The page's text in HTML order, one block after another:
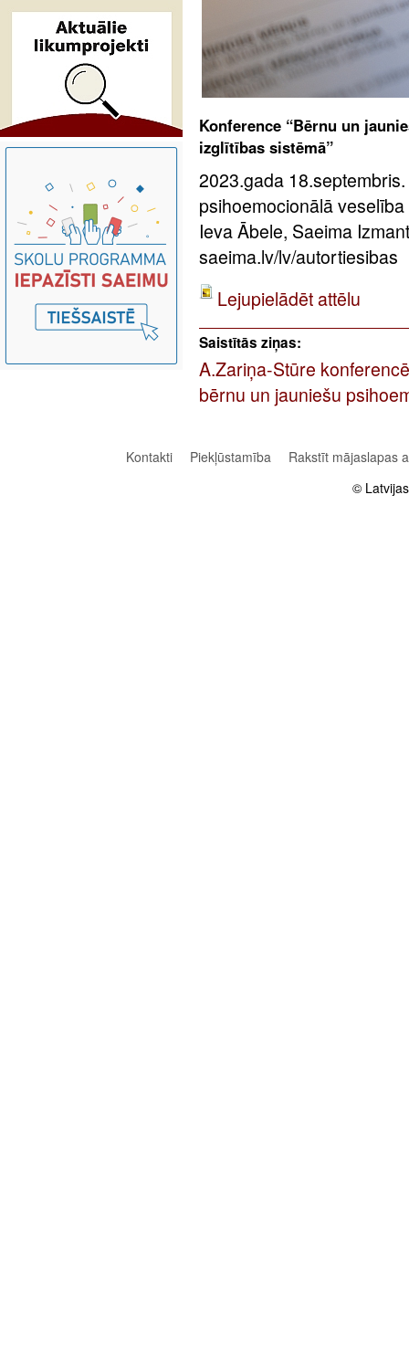
Konference “Bērnu un
izglītības sistēmā”
2023.gada
psihoemocionālā
Ieva Ābele, Saeima
saeima.lv/lv/autortiesibas
Lejupielādēt attēlu
Saistītās ziņas:
A.Zariņa-Stūre
bērnu un jauniešu
Kontakti Piekļūstamība
Rakstīt mājaslapas
©